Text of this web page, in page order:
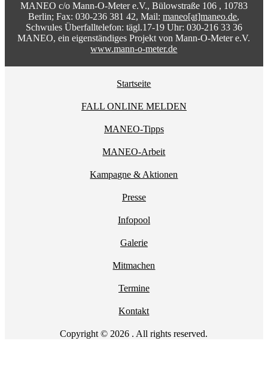
MANEO c/o Mann-O-Meter e.V., Bülowstraße 106 , 10783
Berlin; Fax: 030-236 381 42, Mail:maneo[at]maneo.de,
Schwules Überfalltelefon: tägl.17-19 Uhr: 030-216 33 36
MANEO, ein eigenständiges Projekt von Mann-O-Meter e.V.
www.mann-o-meter.de
Startseite
FALL ONLINE MELDEN
MANEO-Tipps
MANEO-Arbeit
Kampagne & Aktionen
Presse
Infopool
Galerie
Mitmachen
Termine
Kontakt
Copyright © 2026 . All rights reserved.